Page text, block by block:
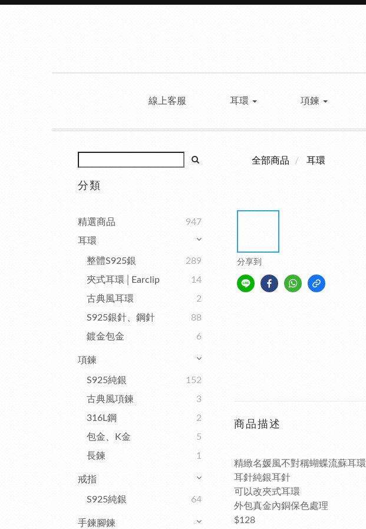
線上客服 耳環 項鍊
分類
精選商品
947
耳環
整體S925銀
289
夾式耳環│Earclip
14
古典風耳環
2
S925銀針、鋼針
88
鍍金包金
6
項鍊
S925純銀
152
古典風項鍊
3
316L鋼
2
包金、K金
5
長鍊
1
戒指
S925純銀 64
手鍊腳鍊
全部商品 耳環
分享到
商品描述
精緻名媛風不對稱蝴蝶流蘇耳環
耳針純銀耳針
可以改夾式耳環
外包真金內銅保色處理
$128